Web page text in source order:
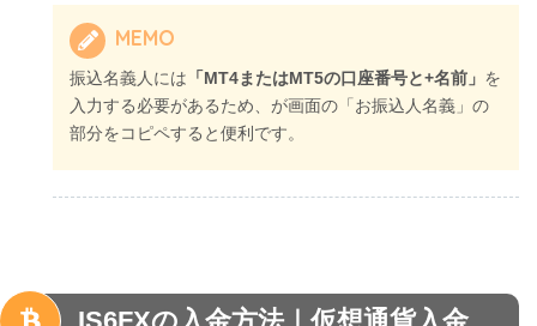
MEMO
振込名義人には 「MT4またはMT5の口座番号と+名前」 を
入力する必要があるため、が画面の「お振込人名義」の
部分をコピペすると便利です。